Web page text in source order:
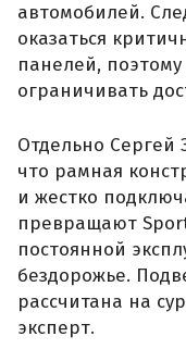
автомобилей.
оказаться
панелей,
ограничивать
Отдельно Сергей
что рамная
и жестко
превращают
постоянной
бездорожье.
рассчитана на
эксперт.